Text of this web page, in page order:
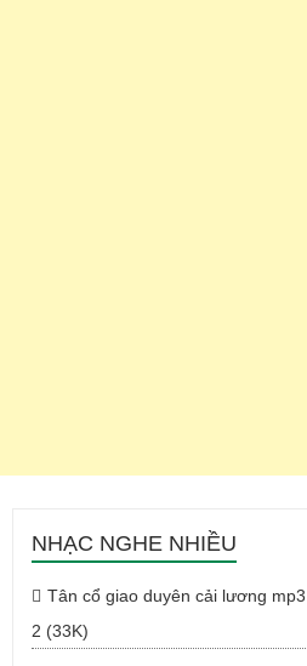
NHẠC NGHE NHIỀU
Tân cổ giao duyên cải lương
2 (33K)